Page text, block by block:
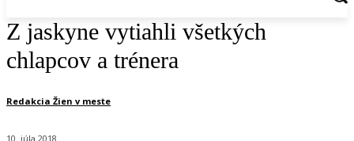
Z jaskyne vytiahli všetkých
chlapcov a trénera
Redakcia Žien v meste
10. júla 2018